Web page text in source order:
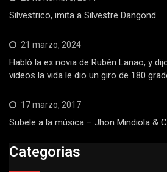
Silvestrico, imita a Silvestre Dangond
21 marzo, 2024
Habló la ex novia de Rubén Lanao, y
videos la vida le dio un giro de 180
17 marzo, 2017
Subele a la música – Jhon Mindiola &
Categorias